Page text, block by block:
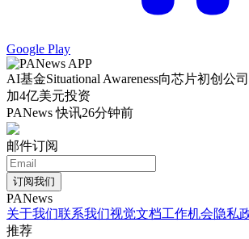
Google Play
AI基金Situational Awareness向芯片初创公
加4亿美元投资
PANews 快讯26分钟前
邮件订阅
订阅我们
PANews
关于我们联系我们视觉文档工作机会隐私
推荐